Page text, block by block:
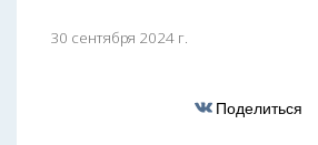
30 сентября 2024 г.
Поделиться